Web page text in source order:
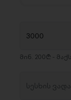
მინ. 200₾ -